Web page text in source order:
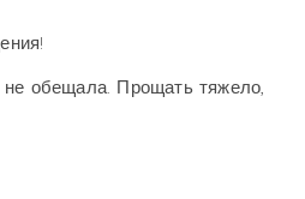
обещала. Прощать тяжело,